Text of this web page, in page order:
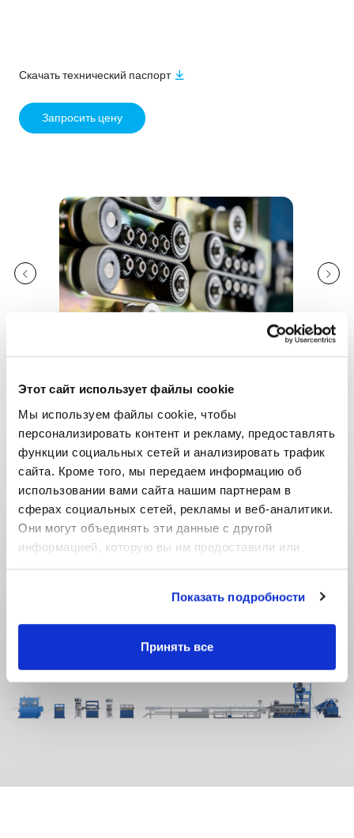
Этот сайт использует файлы cookie
Мы используем файлы cookie, чтобы
персонализировать контент и рекламу, предоставлять
функции социальных сетей и анализировать трафик
сайта. Кроме того, мы передаем информацию об
использовании вами сайта нашим партнерам в
сферах социальных сетей, рекламы и веб-аналитики.
Они могут объединять эти данные с другой
информацией, которую вы им предоставили или
которую они получили в результате использования
Показать подробности
Принять все
Скачать технический паспорт
Запросить цену
Функции
Гибкость в производстве всех толщин стенок и
диаметров в диапазоне
Можно вставить все плоские/цилиндрические
капельницы Mezer
Смена между плоскими и цилиндрическими
капельницами занимает один рабочий день.
для садов и цитрусовых)